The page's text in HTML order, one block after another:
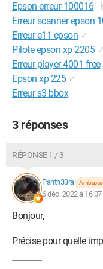
Epson erreur 100016-
Erreur scanner epson
Erreur e11 epson ✓
Pilote epson xp 2205 ✓
Erreur player 4001 free
Epson xp 225 ✓
Erreur s3 bbox
3 réponses
RÉPONSE 1 / 3
Panth33ra
6 déc. 2022 à 16:07
Bonjour,
Précise pour quelle